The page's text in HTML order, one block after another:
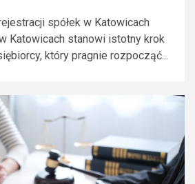
spółek w Katowicach
Katowicach stanowi istotny krok
który pragnie rozpocząć...